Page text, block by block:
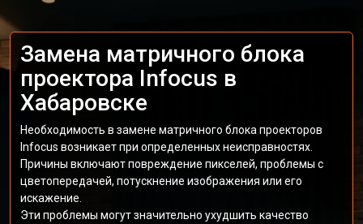
Замена матричного блока
проектора Infocus в
Хабаровске
Необходимость в замене матричного блока проекторов
Infocus возникает при определенных неисправностях.
Причины включают повреждение пикселей, проблемы с
цветопередачей, потускнение изображения или его
искажение.
Эти проблемы могут значительно ухудшить качество